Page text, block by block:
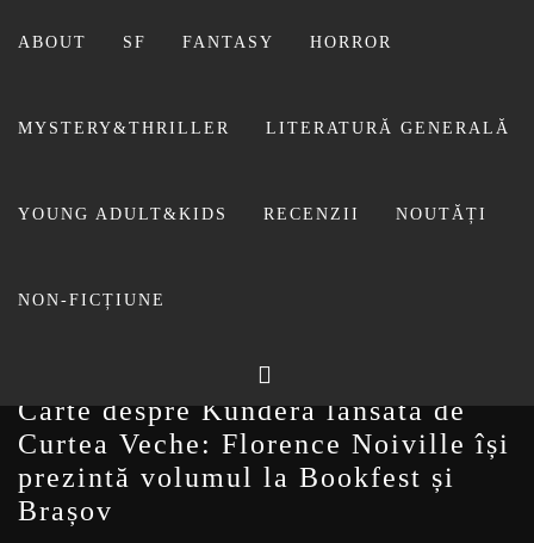
ABOUT SF FANTASY HORROR
MYSTERY&THRILLER LITERATURĂ GENERALĂ
YOUNG ADULT&KIDS RECENZII NOUTĂȚI
NON-FICȚIUNE
BIBLIOTECA LUI
Carte despre Kundera lansată de
Curtea Veche: Florence Noiville își
prezintă volumul la Bookfest și
Brașov